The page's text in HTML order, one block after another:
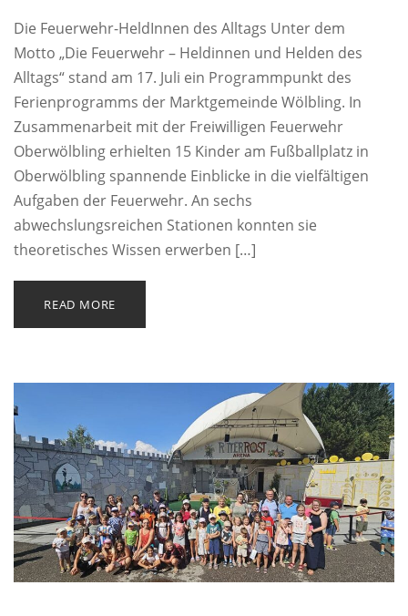
Die Feuerwehr-HeldInnen des Alltags Unter dem
Motto „Die Feuerwehr – Heldinnen und Helden des
Alltags“ stand am 17. Juli ein Programmpunkt des
Ferienprogramms der Marktgemeinde Wölbling. In
Zusammenarbeit mit der Freiwilligen Feuerwehr
Oberwölbling erhielten 15 Kinder am Fußballplatz in
Oberwölbling spannende Einblicke in die vielfältigen
Aufgaben der Feuerwehr. An sechs
abwechslungsreichen Stationen konnten sie
theoretisches Wissen erwerben […]
READ MORE